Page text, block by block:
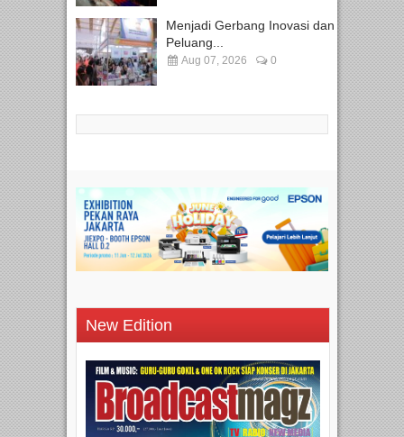
Menjadi Gerbang Inovasi dan
Peluang...
Aug 07, 2026 0
New Edition